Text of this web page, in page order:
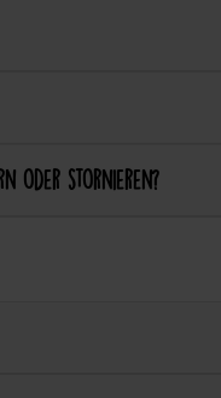
oder stornieren?